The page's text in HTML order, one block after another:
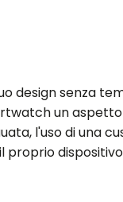
design senza
un
l'uso di una